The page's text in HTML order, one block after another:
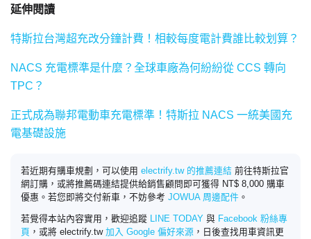
延伸閱讀
特斯拉台灣超充改分鐘計費！相較每度電計費誰比較划算？
NACS 充電標準是什麼？全球車廠為何紛紛從 CCS 轉向
TPC？
正式成為聯邦電動車充電標準！特斯拉 NACS 一統美國充
電基礎設施
若近期有購車規劃，可以使用 electrify.tw 的推薦連結 前往特斯拉官
網訂購，或將推薦碼連結提供給銷售顧問即可獲得 NT$ 8,000 購車
優惠。若您即將交付新車，不妨參考 JOWUA 周邊配件 。
若覺得本站內容實用，歡迎追蹤 LINE TODAY 與 Facebook 粉絲專
頁 ，或將 electrify.tw 加入 Google 偏好來源 ，日後查找用車資訊更